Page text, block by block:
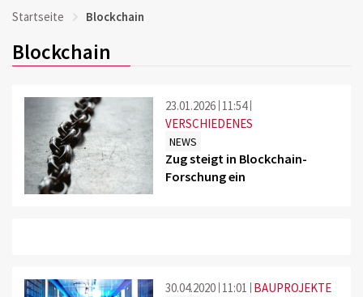
Startseite Blockchain
Blockchain
23.01.2026 11:54
VERSCHIEDENES
NEWS
Zug steigt in Blockchain-
Forschung ein
30.04.2020 11:01 BAUPROJEKTE